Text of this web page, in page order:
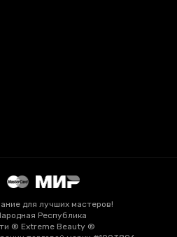
для лучших мастеров!
Республика
® Extreme Beauty ®